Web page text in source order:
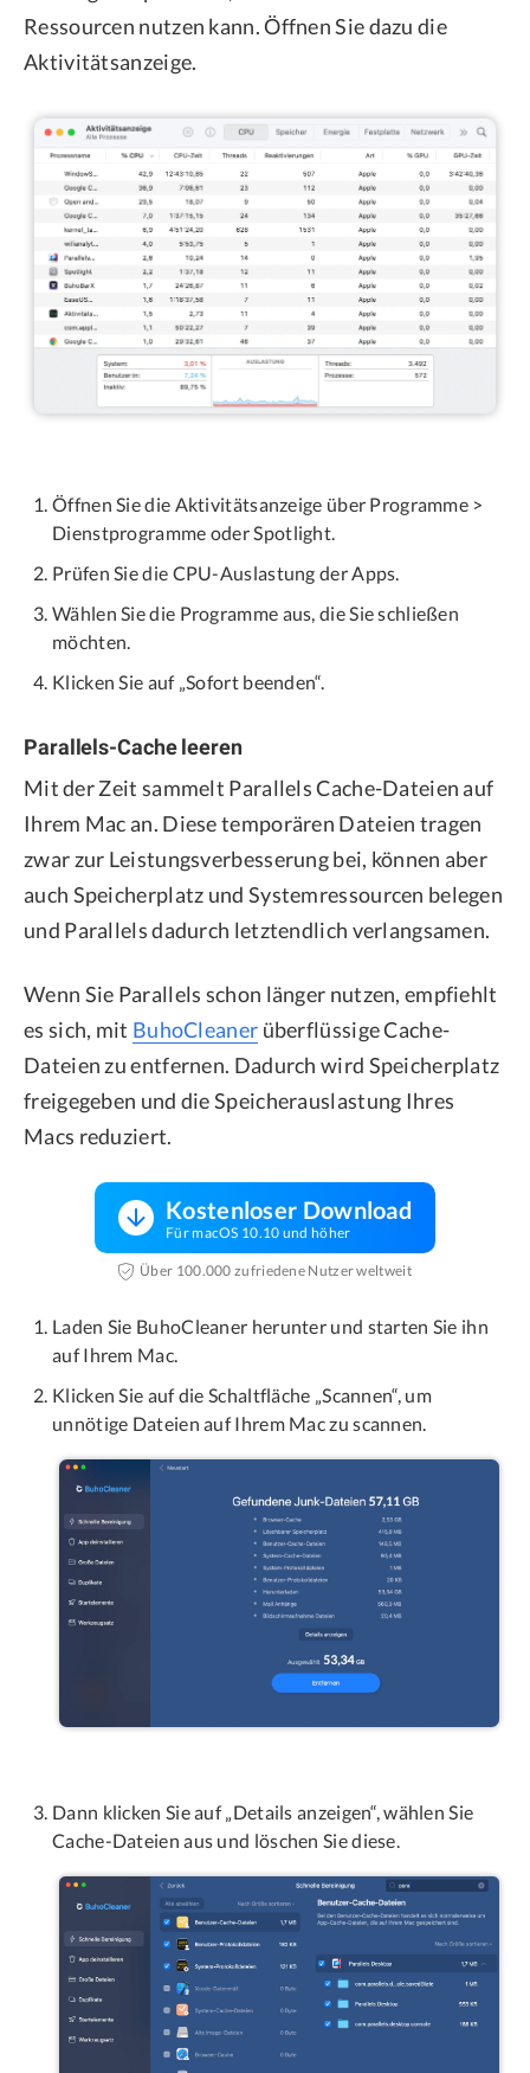
Ressourcen nutzen kann. Öffnen Sie dazu die
Aktivitätsanzeige.
Öffnen Sie die Aktivitätsanzeige über Programme >
Dienstprogramme oder Spotlight.
Prüfen Sie die CPU-Auslastung der Apps.
Wählen Sie die Programme aus, die Sie schließen
möchten.
Klicken Sie auf „Sofort beenden“.
Parallels-Cache leeren
Mit der Zeit sammelt Parallels Cache-Dateien auf
Ihrem Mac an. Diese temporären Dateien tragen
zwar zur Leistungsverbesserung bei, können aber
auch Speicherplatz und Systemressourcen belegen
und Parallels dadurch letztendlich verlangsamen.
Wenn Sie Parallels schon länger nutzen, empfiehlt
es sich, mit BuhoCleaner überflüssige Cache-
Dateien zu entfernen. Dadurch wird Speicherplatz
freigegeben und die Speicherauslastung Ihres
Macs reduziert.
Kostenloser Download
Für macOS 10.10 und höher
Über 100.000 zufriedene Nutzer weltweit
Laden Sie BuhoCleaner herunter und starten Sie ihn
auf Ihrem Mac.
Klicken Sie auf die Schaltfläche „Scannen“, um
unnötige Dateien auf Ihrem Mac zu scannen.
Dann klicken Sie auf „Details anzeigen“, wählen Sie
Cache-Dateien aus und löschen Sie diese.